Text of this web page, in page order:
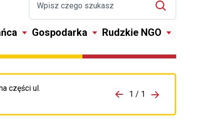
Gospodarka Rudzkie NGO
części ul.
do porzpedniego komunikatu 1 / 1
Przejdź do